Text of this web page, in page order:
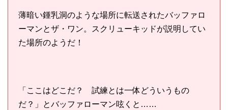
薄暗い鍾乳洞のような場所に転送されたバッファロ
ーマンとザ・ワン。スクリューキッドが説明してい
た場所のようだ！
「ここはどこだ？ 試練とは一体どういうもの
だ？」とバッファローマン呟くと……